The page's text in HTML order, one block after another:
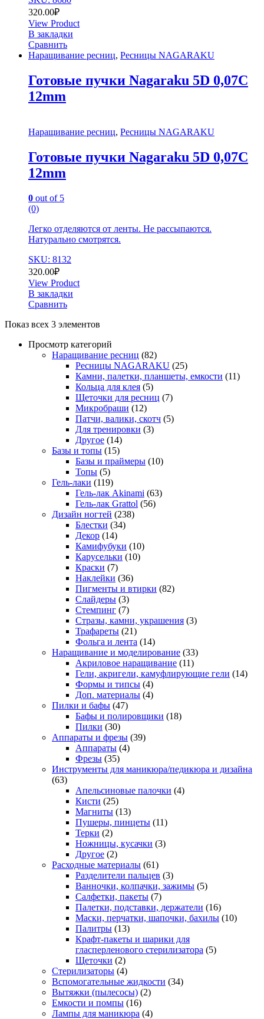
320.00₽
View Product
В закладки
Сравнить
Наращивание ресниц, Ресницы NAGARAKU
Готовые пучки Nagaraku 5D 0,07C
12mm
Наращивание ресниц, Ресницы NAGARAKU
Готовые пучки Nagaraku 5D 0,07C
12mm
0 out of 5
(0)
Легко отделяются от ленты. Не рассыпаются.
Натурально смотрятся.
SKU: 8132
320.00₽
View Product
В закладки
Сравнить
Показ всех 3 элементов
Просмотр категорий
Наращивание ресниц (82)
Ресницы NAGARAKU (25)
Камни, палетки, планшеты, емкости (11)
Кольца для клея (5)
Щеточки для ресниц (7)
Микробраши (12)
Патчи, валики, скотч (5)
Для тренировки (3)
Другое (14)
Базы и топы (15)
Базы и праймеры (10)
Топы (5)
Гель-лаки (119)
Гель-лак Akinami (63)
Гель-лак Grattol (56)
Дизайн ногтей (238)
Блестки (34)
Декор (14)
Камифубуки (10)
Карусельки (10)
Краски (7)
Наклейки (36)
Пигменты и втирки (82)
Слайдеры (3)
Стемпинг (7)
Стразы, камни, украшения (3)
Трафареты (21)
Фольга и лента (14)
Наращивание и моделирование (33)
Акриловое наращивание (11)
Гели, акригели, камуфлирующие гели (14)
Формы и типсы (4)
Доп. материалы (4)
Пилки и бафы (47)
Бафы и полировщики (18)
Пилки (30)
Аппараты и фрезы (39)
Аппараты (4)
Фрезы (35)
Инструменты для маникюра/педикюра и дизайна
(63)
Апельсиновые палочки (4)
Кисти (25)
Магниты (13)
Пушеры, пинцеты (11)
Терки (2)
Ножницы, кусачки (3)
Другое (2)
Расходные материалы (61)
Разделители пальцев (3)
Ванночки, колпачки, зажимы (5)
Салфетки, пакеты (7)
Палетки, подставки, держатели (16)
Маски, перчатки, шапочки, бахилы (10)
Палитры (13)
Крафт-пакеты и шарики для
гласперленового стерилизатора (5)
Щеточки (2)
Стерилизаторы (4)
Вспомогательные жидкости (34)
Вытяжки (пылесосы) (2)
Емкости и помпы (16)
Лампы для маникюра (4)